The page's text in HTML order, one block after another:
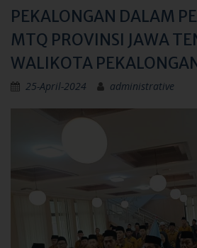
MTQ PROVINSI JAWA
WALIKOTA
25-April-2024 administrative